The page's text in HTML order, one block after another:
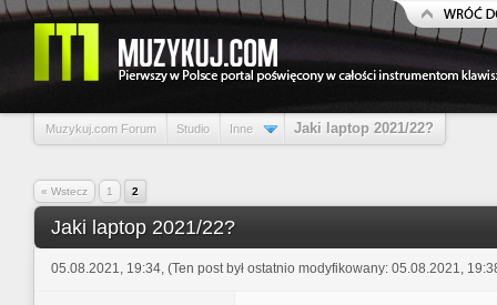
Muzykuj.com Forum Studio Inne Jaki laptop 2021/22?
« Wstecz 1 2
Jaki laptop 2021/22?
05.08.2021, 19:34, (Ten post był ostatnio modyfikowany: 05.08.2021,